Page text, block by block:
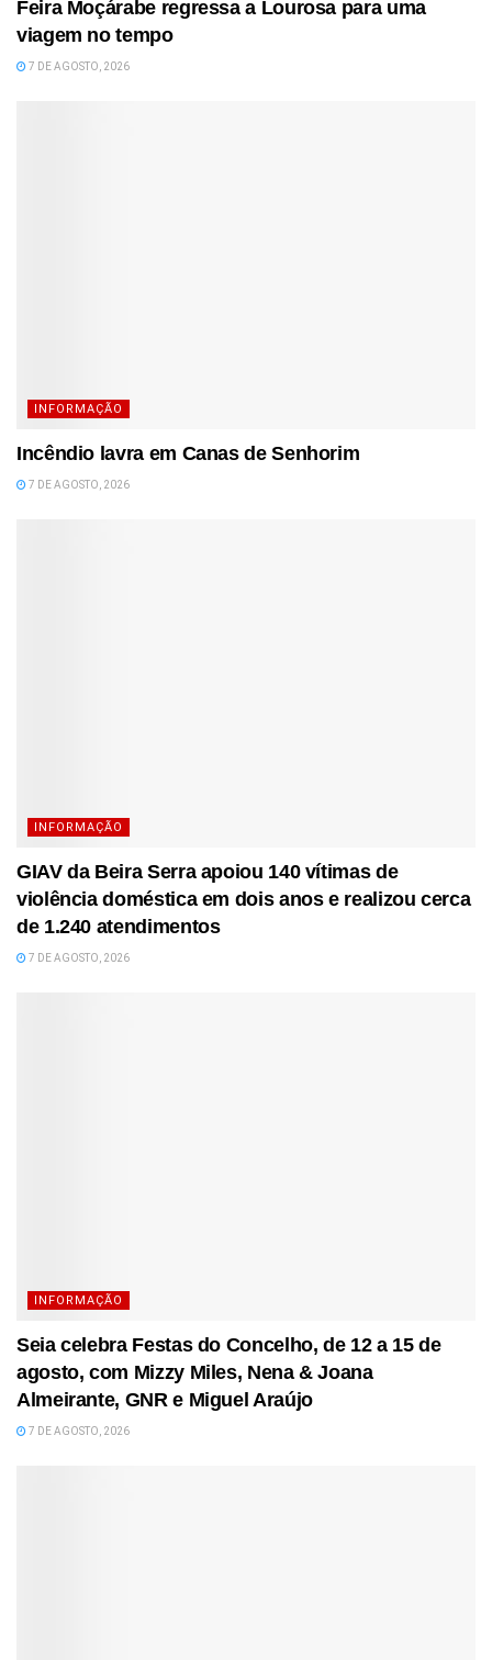
Feira Moçárabe regressa a Lourosa para uma
viagem no tempo
7 DE AGOSTO, 2026
INFORMAÇÃO
Incêndio lavra em Canas de Senhorim
7 DE AGOSTO, 2026
INFORMAÇÃO
GIAV da Beira Serra apoiou 140 vítimas de
violência doméstica em dois anos e realizou cerca
de 1.240 atendimentos
7 DE AGOSTO, 2026
INFORMAÇÃO
Seia celebra Festas do Concelho, de 12 a 15 de
agosto, com Mizzy Miles, Nena & Joana
Almeirante, GNR e Miguel Araújo
7 DE AGOSTO, 2026